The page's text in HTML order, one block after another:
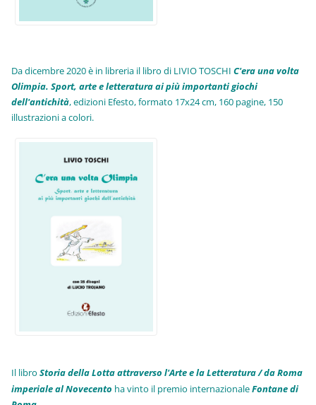
Da dicembre 2020 è in libreria il libro di LIVIO TOSCHIC'era una volta
Olimpia. Sport, arte e letteratura ai più importanti giochi
dell'antichità,edizioni Efesto, formato 17x24 cm, 160 pagine, 150
illustrazioni a colori.
Il libroStoria della Lotta attraverso l'Arte e la Letteratura / da Roma
imperiale al Novecento ha vinto il premio internazionaleFontane di